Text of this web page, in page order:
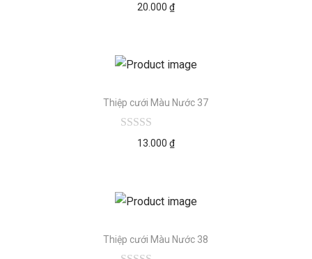
20.000 ₫
Thiệp cưới Màu Nước 37
13.000 ₫
Thiệp cưới Màu Nước 38